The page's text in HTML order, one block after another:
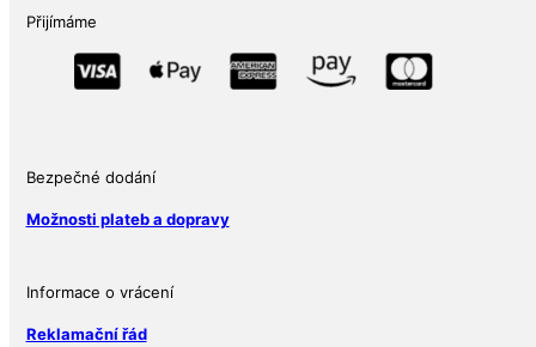
koruna
Kanada
Přijímáme
Bezpečné dodání
Možnosti plateb a dopravy
Informace o vrácení
Reklamační řád